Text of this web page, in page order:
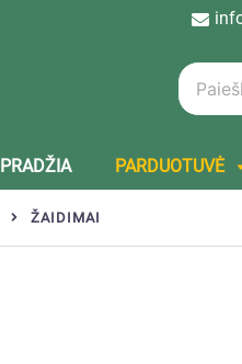
vaikams
PRADŽIA PARDUOTUVĖ
ŽAIDIMAI